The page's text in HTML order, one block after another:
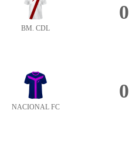
BM. CDL
0
NACIONAL FC
0